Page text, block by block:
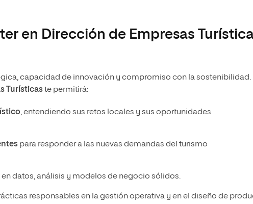
en Dirección de Empresas
capacidad de innovación y compromiso con la sostenibilidad.
Turísticaste permitirá:
, entendiendo sus retos locales y sus oportunidades
para responder a las nuevas demandas del turismo
en datos, análisis y modelos de negocio sólidos.
responsables en la gestión operativa y en el diseño de